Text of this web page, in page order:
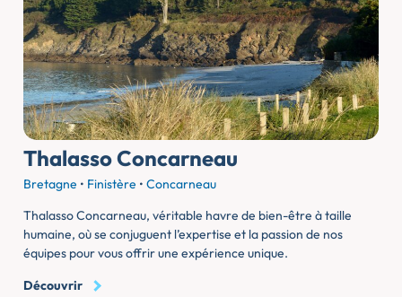
Thalasso Concarneau
Bretagne • Finistère • Concarneau
Thalasso Concarneau, véritable havre de bien-être à taille
humaine, où se conjuguent l’expertise et la passion de nos
équipes pour vous offrir une expérience unique.
Découvrir